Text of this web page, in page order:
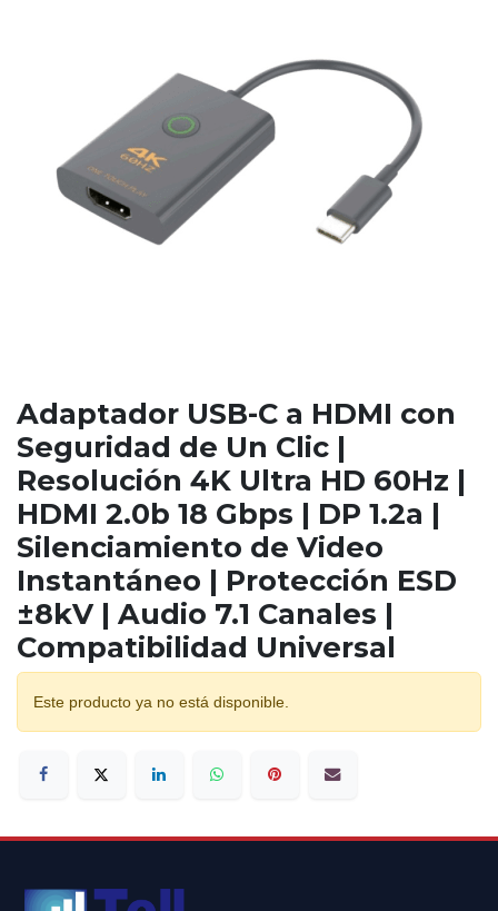
Adaptador USB-C a HDMI con
Seguridad de Un Clic |
Resolución 4K Ultra HD 60Hz |
HDMI 2.0b 18 Gbps | DP 1.2a |
Silenciamiento de Video
Instantáneo | Protección ESD
±8kV | Audio 7.1 Canales |
Compatibilidad Universal
Este producto ya no está disponible.